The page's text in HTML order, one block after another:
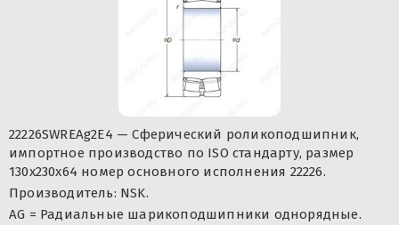
22226SWREAg2E4 — Сферический роликоподшипник,
импортное производство по ISO стандарту, размер
130x230x64 номер основного исполнения 22226.
Производитель: NSK.
AG = Радиальные шарикоподшипники однорядные.